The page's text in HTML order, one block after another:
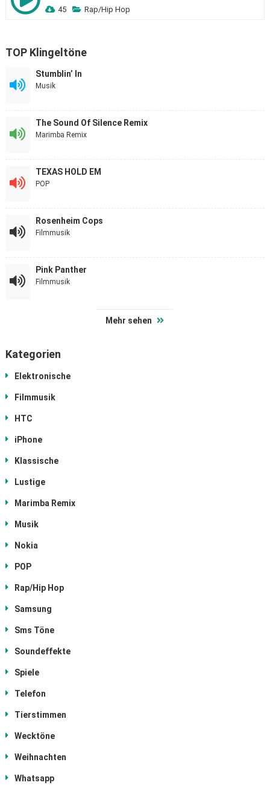
45 Rap/Hip Hop
TOP Klingeltöne
Stumblin’ In
Musik
The Sound Of Silence Remix
Marimba Remix
TEXAS HOLD EM
POP
Rosenheim Cops
Filmmusik
Pink Panther
Filmmusik
Mehr sehen
Kategorien
Elektronische
Filmmusik
HTC
iPhone
Klassische
Lustige
Marimba Remix
Musik
Nokia
POP
Rap/Hip Hop
Samsung
Sms Töne
Soundeffekte
Spiele
Telefon
Tierstimmen
Wecktöne
Weihnachten
Whatsapp